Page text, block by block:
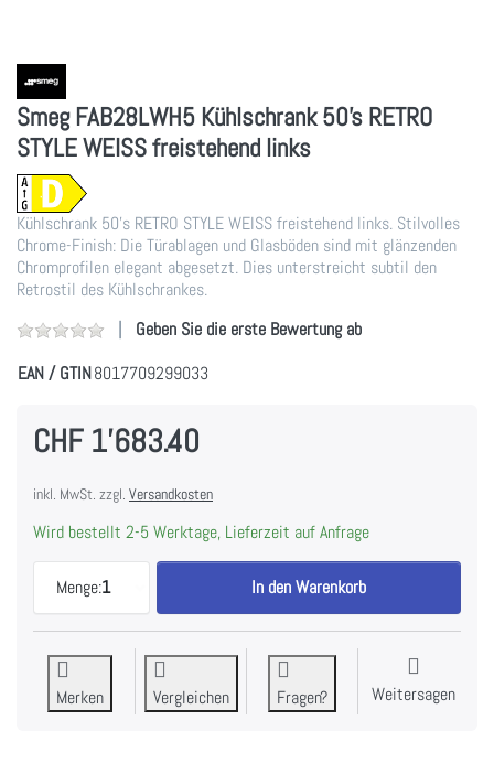
Smeg FAB28LWH5 Kühlschrank 50's RETRO
STYLE WEISS freistehend links
Kühlschrank 50's RETRO STYLE WEISS freistehend links. Stilvolles
Chrome-Finish: Die Türablagen und Glasböden sind mit glänzenden
Chromprofilen elegant abgesetzt. Dies unterstreicht subtil den
Retrostil des Kühlschrankes.
Geben Sie die erste Bewertung ab
EAN / GTIN8017709299033
CHF 1'683.40
inkl. MwSt. zzgl. Versandkosten
Wird bestellt 2-5 Werktage, Lieferzeit auf Anfrage
Menge:1
Smeg FAB28LWH5 Kühlschrank 50's RETRO
In den Warenkorb
Merken Vergleichen Fragen? Weitersagen